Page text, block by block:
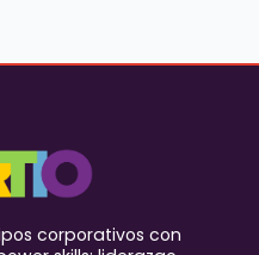
corporativos con